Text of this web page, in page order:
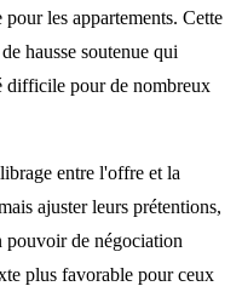
les appartements. Cette
hausse soutenue qui
difficile pour de nombreux
entre l'offre et la
ajuster leurs prétentions,
pouvoir de négociation
plus favorable pour ceux